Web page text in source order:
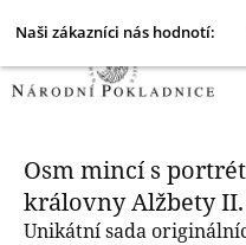
Naši zákazníci nás hodnotí:
Osm mincí s
královny Alžbety II.
Unikátní sada
Osm mincí s